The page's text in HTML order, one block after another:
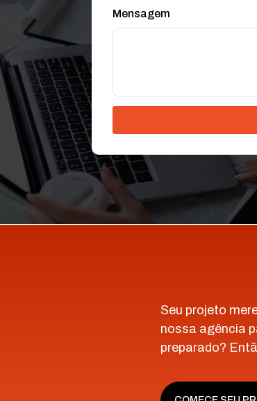
Mensagem
Seu projeto
nossa agência
preparado?